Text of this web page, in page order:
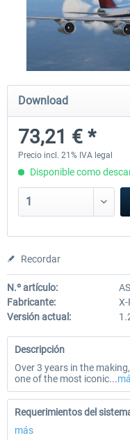
Diamond DA-62
38,59 € *
Download
73,21 € *
Precio incl. 21% IVA legal
Disponible como
Recordar
N.º artículo:
Fabricante:
Versión actual:
Descripción
Over 3 years in the
one of the most iconic...
Requerimientos del
más